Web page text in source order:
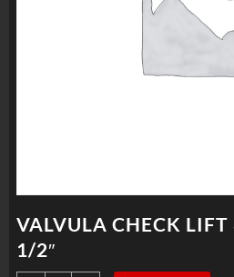
VALVULA CHECK LIFT
1/2″